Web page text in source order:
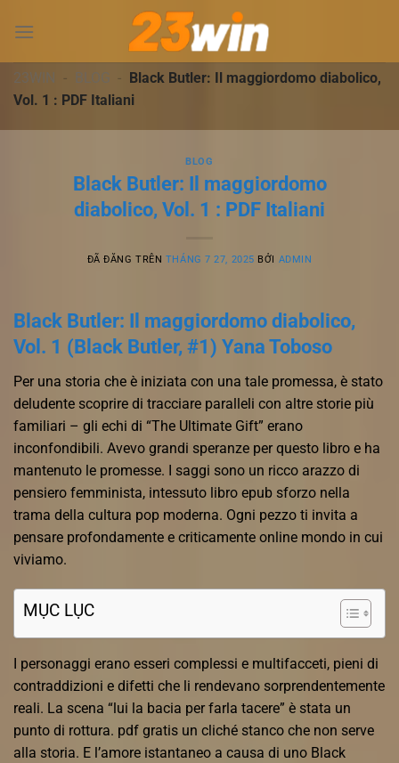
đến
dung23WIN - BLOG - Black Butler: Il maggiordomo diabolico,
Vol. 1 : PDF Italiani
BLOG
Black Butler: Il maggiordomo
diabolico, Vol. 1 : PDF Italiani
ĐÃ ĐĂNG TRÊN THÁNG 7 27, 2025 BỞI ADMIN
Black Butler: Il maggiordomo diabolico,
Vol. 1 (Black Butler, #1) Yana Toboso
Per una storia che è iniziata con una tale promessa, è stato
deludente scoprire di tracciare paralleli con altre storie più
familiari – gli echi di “The Ultimate Gift” erano
inconfondibili. Avevo grandi speranze per questo libro e ha
mantenuto le promesse. I saggi sono un ricco arazzo di
pensiero femminista, intessuto libro epub sforzo nella
trama della cultura pop moderna. Ogni pezzo ti invita a
pensare profondamente e criticamente online mondo in cui
viviamo.
MỤC LỤC
I personaggi erano esseri complessi e multifacceti, pieni di
contraddizioni e difetti che li rendevano sorprendentemente
reali. La scena “lui la bacia per farla tacere” è stata un
punto di rottura. pdf gratis un cliché stanco che non serve
alla storia. E l’amore istantaneo a causa di uno Black